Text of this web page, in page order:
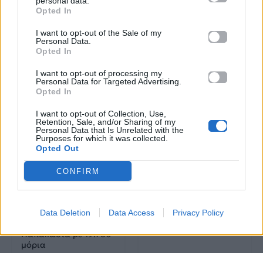
Opted In
I want to opt-out of the Sale of my
Personal Data.
Opted In
I want to opt-out of processing my
Personal Data for Targeted Advertising.
Opted In
I want to opt-out of Collection, Use,
Retention, Sale, and/or Sharing of my
Personal Data that Is Unrelated with the
Purposes for which it was collected.
Opted Out
CONFIRM
Data Deletion Data Access Privacy Policy
παραλίες έχουν
χαρακτηριστεί
που έχουμε δει ποτέ –
Empire State Building
News
Πανελλαδικές 2026:
βαθμολογιών η
Παπακώστα με 19.780
μόρια
Corporate News
Μία κάρτα για όλες τις